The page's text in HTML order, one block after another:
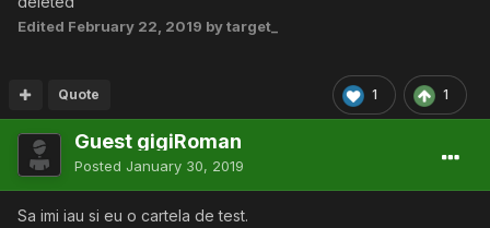
Edited February 22, 2019 by target_
1 1
Quote
Guest gigiRoman
Posted January 30, 2019
Sa imi iau si eu o cartela de test.